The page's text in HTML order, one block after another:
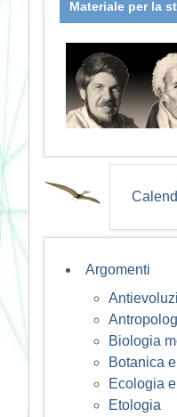
Materiale per la
Argomenti
Biologia
Botanica
Ecologia
Etologia